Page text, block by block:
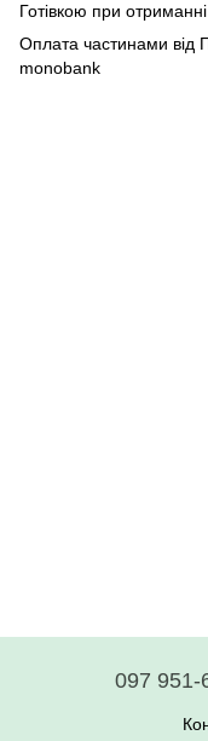
Готівкою при
Оплата частинами від
monobank
097 951-